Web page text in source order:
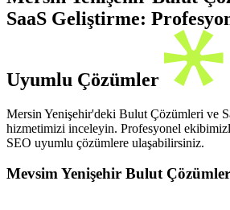
SaaS Geliştirme:
Uyumlu Çözümler
Mersin Yenişehir'deki Bulut Çözümleri ve
hizmetimizi inceleyin. Profesyonel
SEO uyumlu çözümlere ulaşabilirsiniz.
Mevsim Yenişehir Bulut